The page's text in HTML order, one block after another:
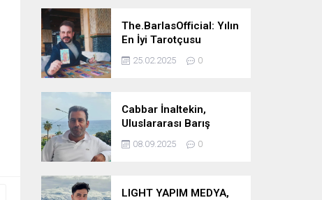
The.BarlasOfficial: Yılın
En İyi Tarotçusu
Ödülüne Katılmadı!
25.02.2025 0
Cabbar İnaltekin,
Uluslararası Barış
Hareketi Silifke İlçe
Başkanlığı’na Atandı
08.09.2025 0
LIGHT YAPIM MEDYA,